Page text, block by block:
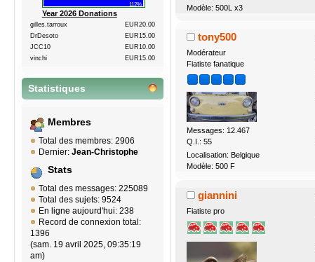
112%
Year 2026 Donations
gilles.tarroux
EUR20.00
DrDesoto
EUR15.00
JCC10
EUR10.00
vinchi
EUR15.00
Statistiques
Membres
Total des membres: 2906
Dernier: Jean-Christophe
Stats
Total des messages: 225089
Total des sujets: 9524
En ligne aujourd'hui: 238
Record de connexion total:
1396
(sam. 19 avril 2025, 09:35:19
am)
Modèle: 500L x3
tony500
Modérateur
Fiatiste fanatique
Messages: 12.467
Q.I.: 55
Localisation: Belgique
Modèle: 500 F
giannini
Fiatiste pro